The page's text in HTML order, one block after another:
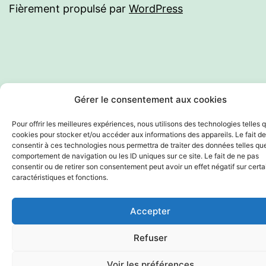
Gérer le consentement aux cookies
Pour offrir les meilleures expériences, nous utilisons des technologies telles
cookies pour stocker et/ou accéder aux informations des appareils. Le fait de
consentir à ces technologies nous permettra de traiter des données telles
comportement de navigation ou les ID uniques sur ce site. Le fait de ne pas
consentir ou de retirer son consentement peut avoir un effet négatif sur
caractéristiques et fonctions.
Accepter
Refuser
Fièrement propulsé par WordPress